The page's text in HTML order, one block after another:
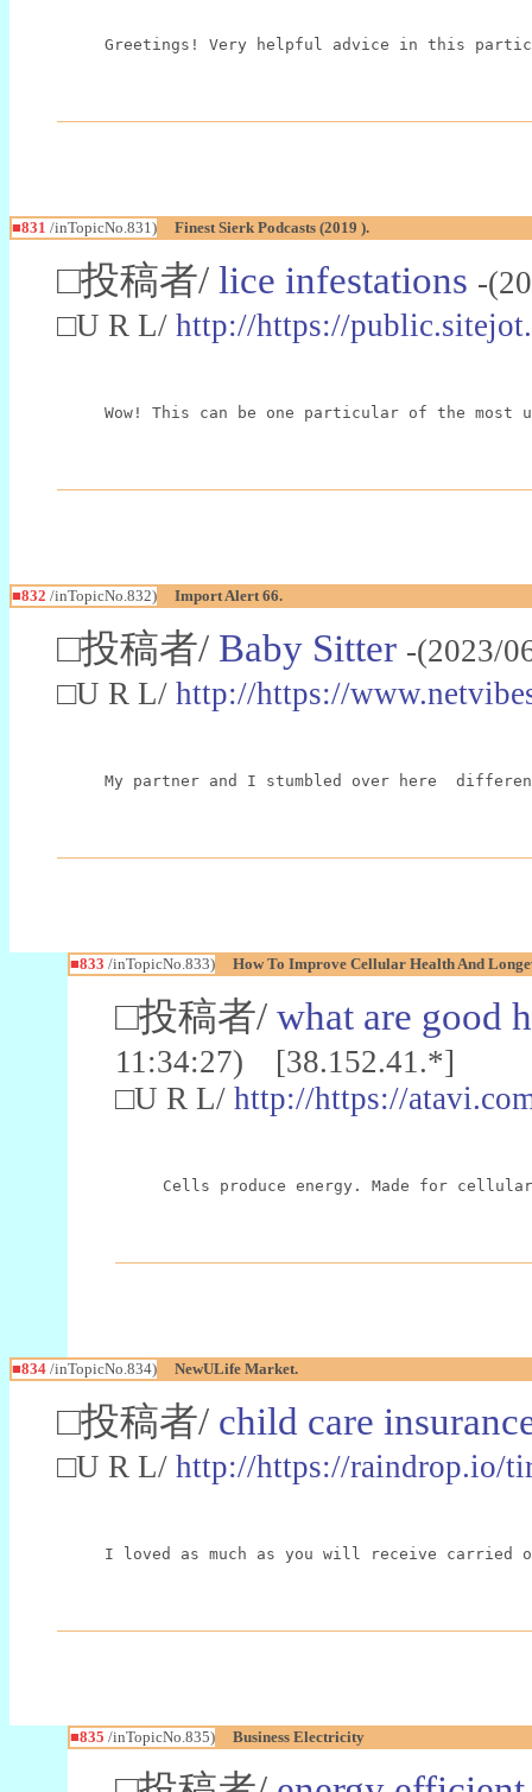
Greetings! Very helpful advice in this
■831 /inTopicNo.831) Finest Sierk Podcasts (2019 ).
□投稿者/ lice infestations -
□U R L/ http://https://
Wow! This can be one particular of the
■832 /inTopicNo.832) Import Alert 66.
□投稿者/ Baby Sitter -(2023/
□U R L/ http://https://
My partner and I stumbled over here
■833 /inTopicNo.833) How To Improve Cellular Health And
□投稿者/ what are good
11:34:27) [38.152.41.*]
□U R L/ http://https://
Cells produce energy. Made for
■834 /inTopicNo.834) NewULife Market.
□投稿者/ child care
□U R L/ http://https://raindrop.io/
I loved as much as you will receive carried
■835 /inTopicNo.835) Business Electricity